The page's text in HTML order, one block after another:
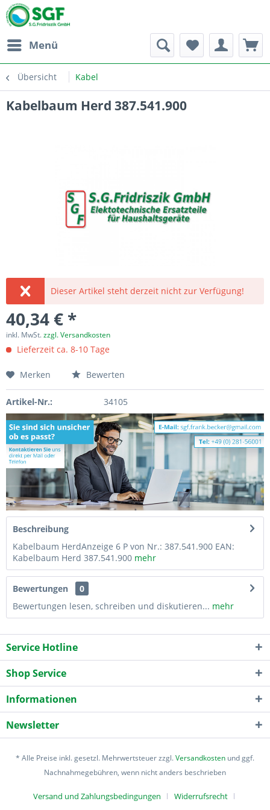
Menü
Übersicht Kabel
Kabelbaum Herd 387.541.900
Dieser Artikel steht derzeit nicht zur Verfügung!
40,34 € *
inkl. MwSt.zzgl. Versandkosten
Lieferzeit ca. 8-10 Tage
Merken Bewerten
Artikel-Nr.: 34105
Beschreibung
Kabelbaum HerdAnzeige 6 P von Nr.: 387.541.900 EAN:
Kabelbaum Herd 387.541.900 mehr
Bewertungen
0
Bewertungen lesen, schreiben und diskutieren... mehr
Service Hotline
Shop Service
Informationen
Newsletter
* Alle Preise inkl. gesetzl. Mehrwertsteuer zzgl.Versandkosten und ggf.
Nachnahmegebühren, wenn nicht anders beschrieben
Versand und Zahlungsbedingungen Widerrufsrecht